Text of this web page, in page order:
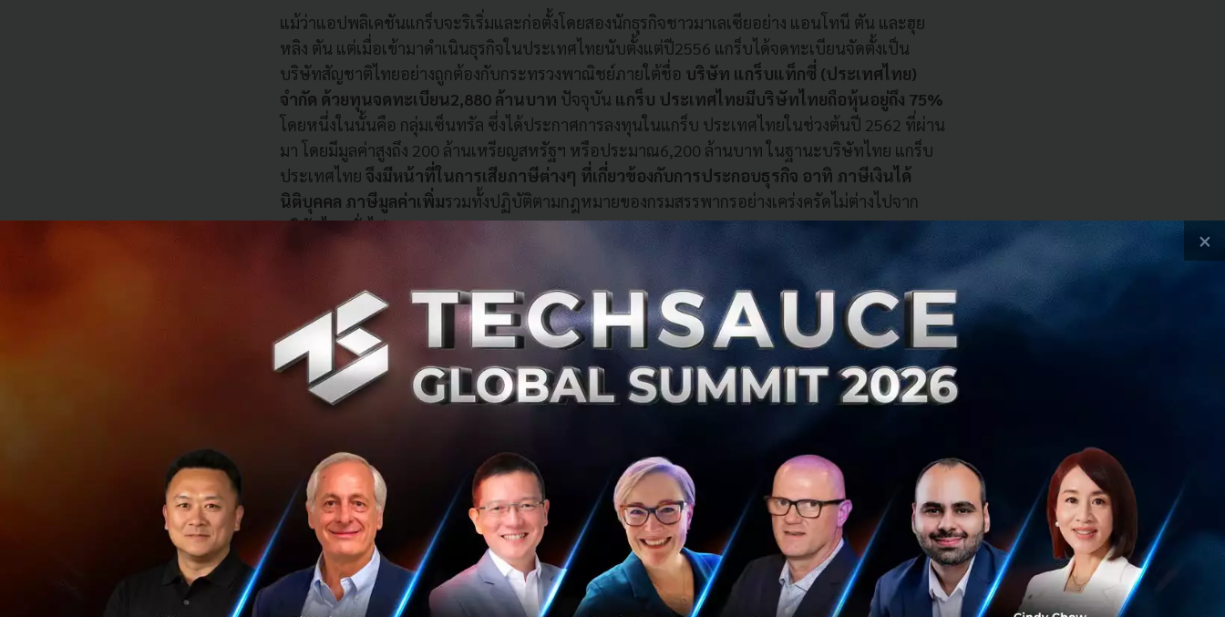
แม้ว่าแอปพลิเคชันแกร็บจะริเริ่มและก่อตั้งโดยสองนักธุรกิจชาวมาเลเซียอย่าง แอนโทนี ตัน และฮุย
หลิง ตัน แต่เมื่อเข้ามาดำเนินธุรกิจในประเทศไทยนับตั้งแต่ปี2556 แกร็บได้จดทะเบียนจัดตั้งเป็น
บริษัทสัญชาติไทยอย่างถูกต้องกับกระทรวงพาณิชย์ภายใต้ชื่อ บริษัท แกร็บแท็กซี่ (ประเทศไทย)
จำกัด ด้วยทุนจดทะเบียน2,880 ล้านบาท ปัจจุบัน แกร็บ ประเทศไทยมีบริษัทไทยถือหุ้นอยู่ถึง 75%
โดยหนึ่งในนั้นคือ กลุ่มเซ็นทรัล ซึ่งได้ประกาศการลงทุนในแกร็บ ประเทศไทยในช่วงต้นปี 2562 ที่ผ่าน
มา โดยมีมูลค่าสูงถึง 200 ล้านเหรียญสหรัฐฯ หรือประมาณ6,200 ล้านบาท ในฐานะบริษัทไทย แกร็บ
ประเทศไทย จึงมีหน้าที่ในการเสียภาษีต่างๆ ที่เกี่ยวข้องกับการประกอบธุรกิจ อาทิ ภาษีเงินได้
นิติบุคคล ภาษีมูลค่าเพิ่มรวมทั้งปฏิบัติตามกฎหมายของกรมสรรพากรอย่างเคร่งครัดไม่ต่างไปจาก
บริษัทไทยทั่วไป
นั่ง Grab มีความเสี่ยง ไร้ความคุ้มครอง?
คนที่ไม่เคยใช้บริการเรียกรถผ่านแอปอาจจะรู้สึกเสี่ยงหรือมีความกังวลในเรื่องปลอดภัย สำหรับบริษัท
ผู้พัฒนาแอปพลิเคชันเรียกรถชั้นนำระดับโลกแล้ว ความปลอดภัยในการเดินทางของผู้โดยสารถือเป็น
หนึ่งในภารกิจที่สำคัญที่สุด แกร็บให้ความสำคัญอย่างยิ่งกับการลงทุนพัฒนาเทคโนโลยีต่างๆ อย่าง
ทั้งคนขับและผู้โดยสาร เพื่อสร้างความอุ่นใจให้กับทั้งสองฝ่าย ฟีเจอร์
Share My Ride
สามารถแชร์รายละเอียดการเดินทางให้ครอบครัวหรือเพื่อนได้รับทราบ
ทั้งตำแหน่งของรถ เส้น
ทางการเดินทาง รายละเอียดของคนขับทั้งชื่อ-นามสกุลและภาพถ่าย รวมถึงระยะเวลาโดยประมาณที่ผู้
โดยสารจะไปถึงจุดหมาย หรือปุ่มขอความช่วยเหลือเพื่อติดต่อกับเจ้าหน้าที่ตำรวจได้ทันทีในกรณี
ฉุกเฉินนอกจากนี้ ยังมีCall Centerที่คอยให้ความช่วยเหลือทุกวันตลอด 24ชั่วโมงที่สำคัญแกร็บยัง
ได้ทำประกันอุบัติเหตุส่วนบุคคลที่คุ้มครองทั้งผู้โดยสารและคนขับในทุกเที่ยวการเดินทางโดยมี
วงเงินคุ้มครองสูงสุดถึง 100,000บาทในกรณีที่เกิดอุบัติเหตุ รวมถึงทุนประกันชีวิตสูงสุดถึง 200,000
×